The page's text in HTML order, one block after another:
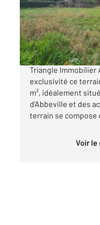
Terrain à vendre
50
EXCLUSIVITE!
Triangle Immobilier
exclusivité ce
m², idéalement
d'Abbeville et des
terrain se compose
Voir